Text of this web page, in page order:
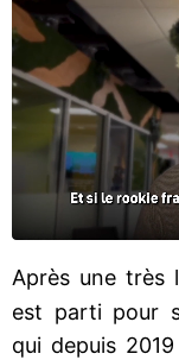
Après une très
est parti pour
qui depuis